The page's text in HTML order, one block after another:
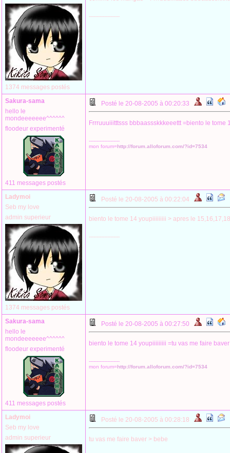
1374 messages postés
--------------------
Sakura-sama
hello le
mondeeeeeee^^^^^^
floodeur experimenté
411 messages postés
Posté le 20-08-2005 à 00:20:33
Frrruuuiiitttsss bbbaassskkkeeettt =biento le tome
--------------------
mon forum=http://forum.alloforum.com/?id=7534
Ladymoi
Seb my love
admin superieur
1374 messages postés
Posté le 20-08-2005 à 00:22:04
biento le tome 14 youpiiiiiiiii > apres le
--------------------
Sakura-sama
hello le
mondeeeeeee^^^^^^
floodeur experimenté
411 messages postés
Posté le 20-08-2005 à 00:27:50
biento le tome 14 youpiiiiiiiii =tu vas me faire baver
--------------------
mon forum=http://forum.alloforum.com/?id=7534
Ladymoi
Seb my love
admin superieur
Posté le 20-08-2005 à 00:28:18
tu vas me faire baver > bebe